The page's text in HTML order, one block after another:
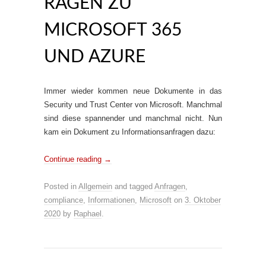
RAGEN ZU
MICROSOFT 365
UND AZURE
Immer wieder kommen neue Dokumente in das
Security und Trust Center von Microsoft. Manchmal
sind diese spannender und manchmal nicht. Nun
kam ein Dokument zu Informationsanfragen dazu:
Continue reading →
Posted in Allgemein and tagged Anfragen,
compliance, Informationen, Microsoft on 3. Oktober
2020 by Raphael .